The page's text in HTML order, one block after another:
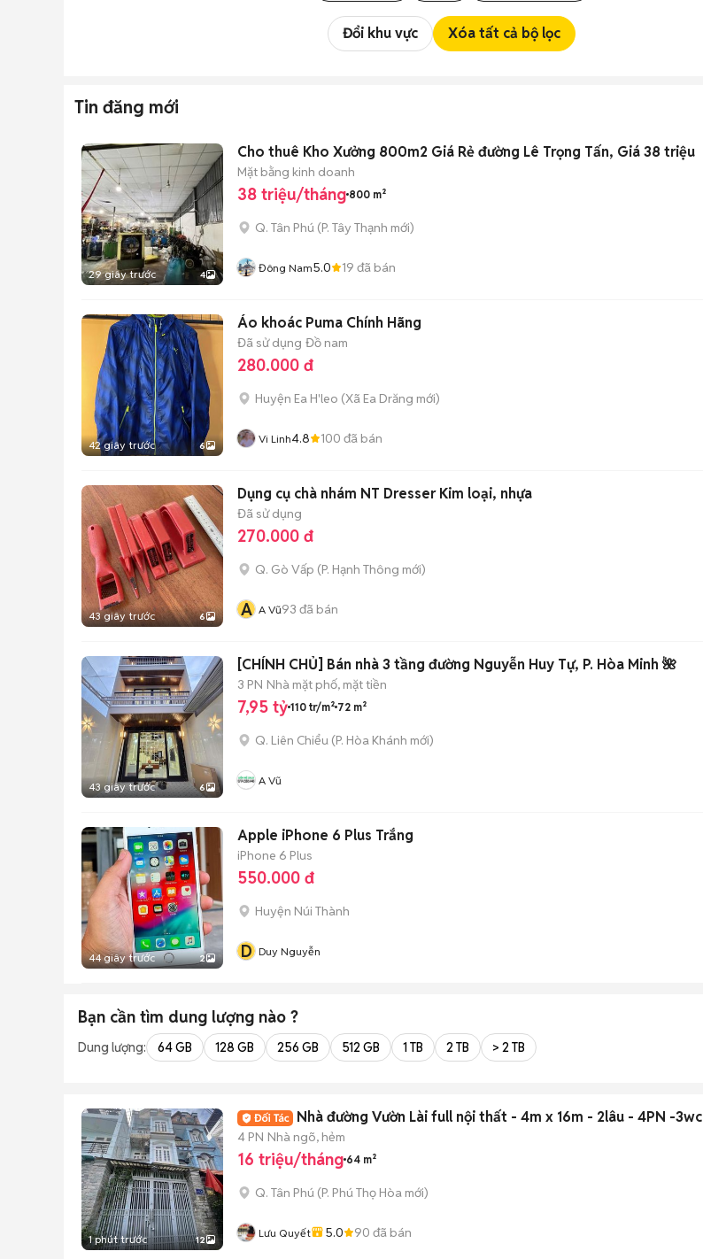
Đổi khu vực Xóa tất cả bộ lọc
Tin đăng mới
29 giây trước 4
Cho thuê Kho Xưởng 800m2 Giá Rẻ đường Lê Trọng Tấn, Giá 38 triệu
Mặt bằng kinh doanh
38 triệu/tháng 800 m²
Q. Tân Phú (P. Tây Thạnh mới)
Đông Nam5.0 19 đã bán
42 giây trước 6
Áo khoác Puma Chính Hãng
Đã sử dụng Đồ nam
280.000 đ
Huyện Ea H'leo (Xã Ea Drăng mới)
Vi Linh4.8 100 đã bán
43 giây trước 6
Dụng cụ chà nhám NT Dresser Kim loại, nhựa
Đã sử dụng
270.000 đ
Q. Gò Vấp (P. Hạnh Thông mới)
A A Vũ93 đã bán
43 giây trước 6
[CHÍNH CHỦ] Bán nhà 3 tầng đường Nguyễn Huy Tự, P. Hòa Minh 🌺
3 PN Nhà mặt phố, mặt tiền
7,95 tỷ 110 tr/m² 72 m²
Q. Liên Chiểu (P. Hòa Khánh mới)
A Vũ
44 giây trước 2
Apple iPhone 6 Plus Trắng
iPhone 6 Plus
550.000 đ
Huyện Núi Thành
D Duy Nguyễn
Bạn cần tìm dung lượng nào ?
Dung lượng: 64 GB 128 GB 256 GB 512 GB 1 TB 2 TB > 2 TB
1 phút trước 12
Nhà đường Vườn Lài full nội thất - 4m x 16m - 2lâu - 4PN -3wc
4 PN Nhà ngõ, hẻm
16 triệu/tháng 64 m²
Q. Tân Phú (P. Phú Thọ Hòa mới)
Lưu Quyết 5.0 90 đã bán